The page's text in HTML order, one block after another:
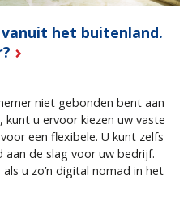
het buitenland.
niet gebonden bent aan
kunt u ervoor kiezen uw vaste
een flexibele. U kunt zelfs
aan de slag voor uw bedrijf.
u zo’n digital nomad in het